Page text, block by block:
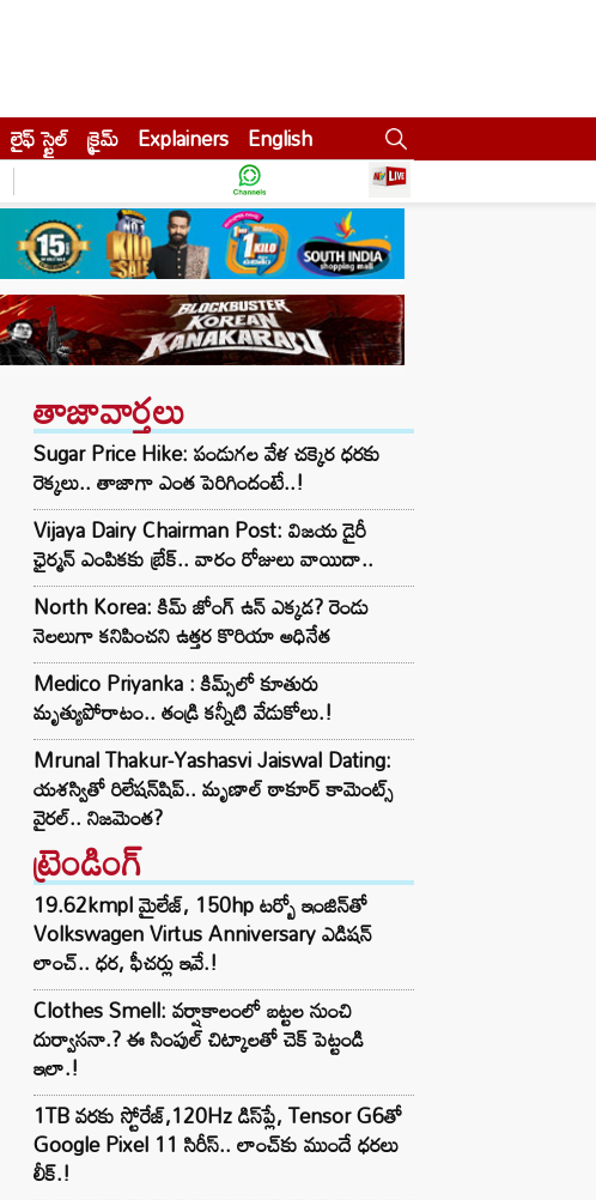
లైఫ్ స్టైల్ క్రైమ్ Explainers English
తాజావార్తలు
Sugar Price Hike: పండుగల వేళ చక్కెర ధరకు
రెక్కలు.. తాజాగా ఎంత పెరిగిందంటే..!
Vijaya Dairy Chairman Post: విజయ డైరీ
ఛైర్మన్ ఎంపికకు బ్రేక్.. వారం రోజులు వాయిదా..
North Korea: కిమ్ జోంగ్ ఉన్ ఎక్కడ? రెండు
నెలలుగా కనిపించని ఉత్తర కొరియా అధినేత
Medico Priyanka : కిమ్స్‌లో కూతురు
మృత్యుపోరాటం.. తండ్రి కన్నీటి వేడుకోలు.!
Mrunal Thakur-Yashasvi Jaiswal Dating:
యశస్వితో రిలేషన్‌షిప్.. మృణాల్ ఠాకూర్ కామెంట్స్
వైరల్.. నిజమెంత?
ట్రెండింగ్‌
19.62kmpl మైలేజ్, 150hp టర్బో ఇంజిన్‌తో
Volkswagen Virtus Anniversary ఎడిషన్
లాంచ్.. ధర, ఫీచర్లు ఇవే.!
Clothes Smell: వర్షాకాలంలో బట్టల నుంచి
దుర్వాసనా.? ఈ సింపుల్ చిట్కాలతో చెక్ పెట్టండి
ఇలా.!
1TB వరకు స్టోరేజ్,120Hz డిస్‌ప్లే, Tensor G6తో
Google Pixel 11 సిరీస్.. లాంచ్⁭కు ముందే ధరలు
లీక్.!